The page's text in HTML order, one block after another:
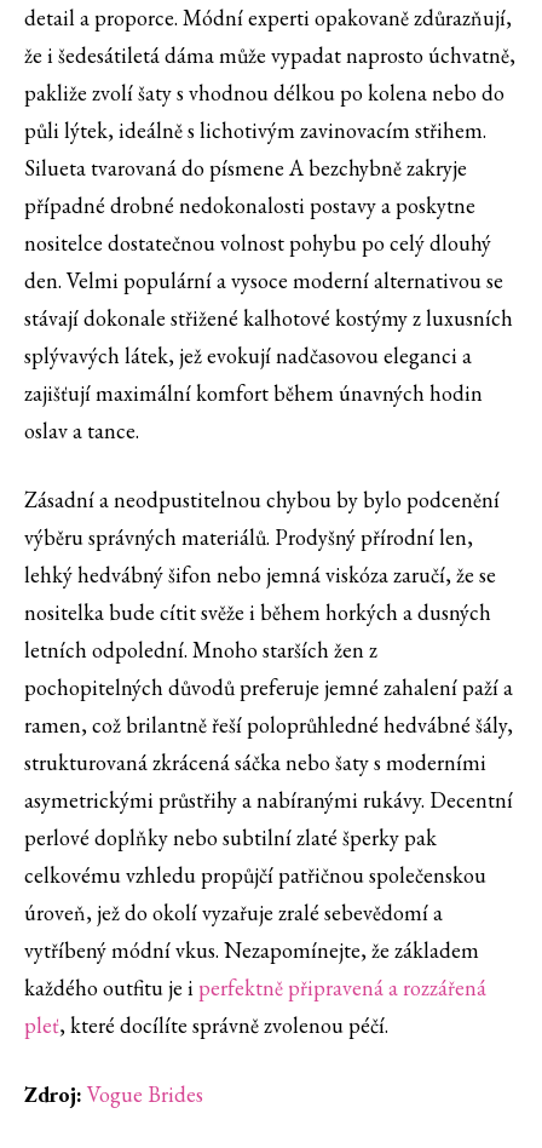
detail a proporce. Módní experti opakovaně zdůrazňují,
že i šedesátiletá dáma může vypadat naprosto úchvatně,
pakliže zvolí šaty s vhodnou délkou po kolena nebo do
půli lýtek, ideálně s lichotivým zavinovacím střihem.
Silueta tvarovaná do písmene A bezchybně zakryje
případné drobné nedokonalosti postavy a poskytne
nositelce dostatečnou volnost pohybu po celý dlouhý
den. Velmi populární a vysoce moderní alternativou se
stávají dokonale střižené kalhotové kostýmy z luxusních
splývavých látek, jež evokují nadčasovou eleganci a
zajišťují maximální komfort během únavných hodin
oslav a tance.
Zásadní a neodpustitelnou chybou by bylo podcenění
výběru správných materiálů. Prodyšný přírodní len,
lehký hedvábný šifon nebo jemná viskóza zaručí, že se
nositelka bude cítit svěže i během horkých a dusných
letních odpolední. Mnoho starších žen z
pochopitelných důvodů preferuje jemné zahalení paží a
ramen, což brilantně řeší poloprůhledné hedvábné šály,
strukturovaná zkrácená sáčka nebo šaty s moderními
asymetrickými průstřihy a nabíranými rukávy. Decentní
perlové doplňky nebo subtilní zlaté šperky pak
celkovému vzhledu propůjčí patřičnou společenskou
úroveň, jež do okolí vyzařuje zralé sebevědomí a
vytříbený módní vkus. Nezapomínejte, že základem
každého outfitu je iperfektně připravená a rozzářená
pleť, které docílíte správně zvolenou péčí.
Zdroj: Vogue Brides